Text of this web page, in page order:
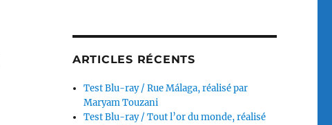
ARTICLES RÉCENTS
Test Blu-ray / Rue Málaga, réalisé par
Maryam Touzani
Test Blu-ray / Tout l’or du monde, réalisé